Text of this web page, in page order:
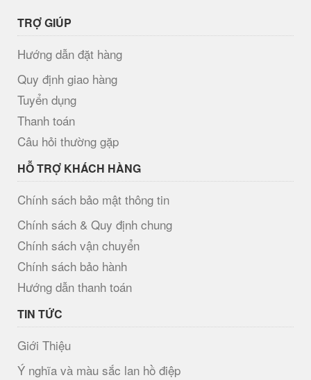
TRỢ GIÚP
Hướng dẫn đặt hàng
Quy định giao hàng
Tuyển dụng
Thanh toán
Câu hỏi thường gặp
HỖ TRỢ KHÁCH HÀNG
Chính sách bảo mật thông tin
Chính sách & Quy định chung
Chính sách vận chuyển
Chính sách bảo hành
Hướng dẫn thanh toán
TIN TỨC
Giới Thiệu
Ý nghĩa và màu sắc lan hồ điệp